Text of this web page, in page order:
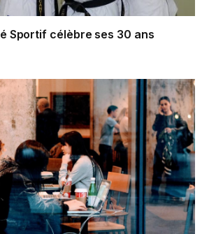
Sportif célèbre ses 30 ans